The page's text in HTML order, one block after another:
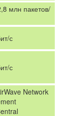
млн пакетов/
с
с
Network